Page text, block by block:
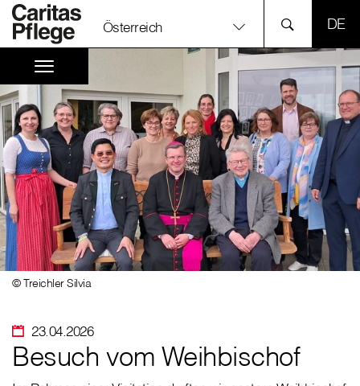
Österreich
23.04.2026
© Treichler Silvia
Besuch vom Weihbischof